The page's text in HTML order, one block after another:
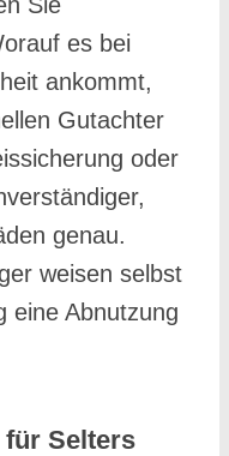
es bei
ankommt,
Gutachter
oder
genau.
weisen selbst
eine Abnutzung
Selters